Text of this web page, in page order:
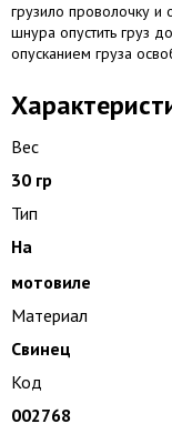
грузило проволочку и
шнура опустить груз
опусканием груза
Вес
30 гр
Тип
На
мотовиле
Материал
Свинец
Код
002768